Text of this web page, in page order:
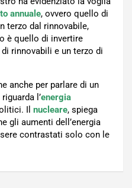
annuale, ovvero quello di
terzo dal rinnovabile,
è quello di invertire
rinnovabili e un terzo di
anche per parlare di un
l’energia
Il nucleare, spiega
gli aumenti dell’energia
contrastati solo con le